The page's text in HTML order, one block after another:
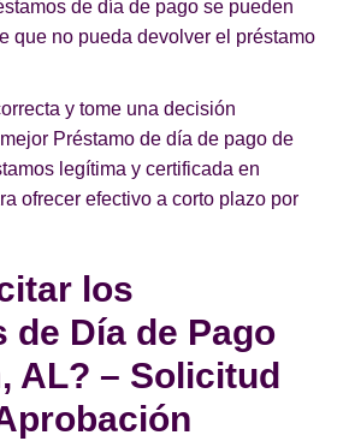
de día de pago se pueden
que no pueda devolver el préstamo
y tome una decisión
Préstamo de día de pago de
legítima y certificada en
ofrecer efectivo a corto plazo por
los
de Día de Pago
AL? – Solicitud